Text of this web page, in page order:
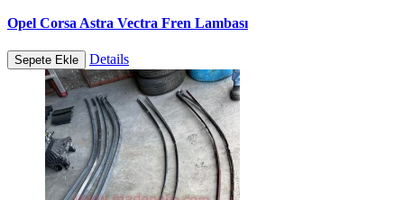
Opel Corsa Astra Vectra Fren Lambası
Sepete Ekle Details